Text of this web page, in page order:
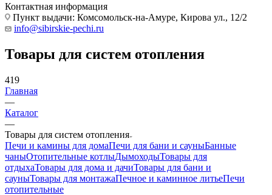
Контактная информация
Пункт выдачи: Комсомольск-на-Амуре, Кирова ул., 12/2
info@sibirskie-pechi.ru
Товары для систем отопления
419
Главная
—
Каталог
—
Товары для систем отопления
Печи и камины для домаПечи для бани и сауныБанные
чаныОтопительные котлыДымоходыТовары для
отдыхаТовары для дома и дачиТовары для бани и
сауныТовары для монтажаПечное и каминное литьеПечи
отопительные